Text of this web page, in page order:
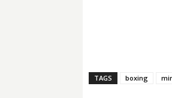
TAGS boxing